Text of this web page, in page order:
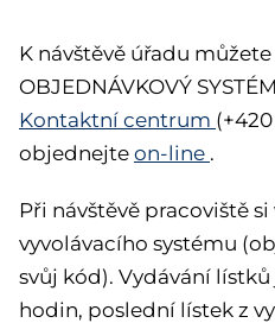
K návštěvě úřadu
OBJEDNÁVKOVÝ
Kontaktní centrum (+420
objednejte on-line .
Při návštěvě pracoviště
vyvolávacího systému
svůj kód). Vydávání lístků
hodin, poslední lístek z